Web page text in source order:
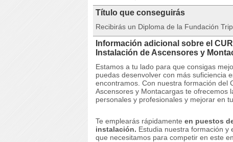
Título que conseguirás
Recibirás un Diploma de la Fundación
Información adicional sobre el
Instalación de Ascensores y
Estamos a tu lado para que consigas
puedas desenvolver con más suficiencia
encontramos. Con nuestra formación del
Ascensores y Montacargas te ofrecemos
personales y profesionales y mejorar en
Te emplearás rápidamente en puestos
instalación. Estudia nuestra formación y
que necesitamos para competir en este